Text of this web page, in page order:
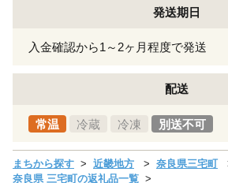
発送期日
入金確認から1～2ヶ月程度で発送
配送
常温 冷蔵 冷凍 別送不可
まちから探す 近畿地方
奈良県三宅町
奈良県 三宅町の返礼品一覧